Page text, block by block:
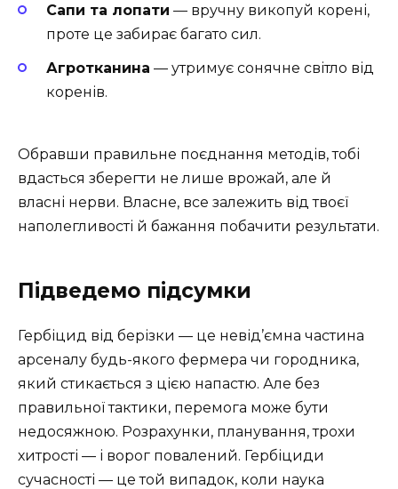
Сапи та лопати — вручну викопуй корені,
проте це забирає багато сил.
Агротканина — утримує сонячне світло від
коренів.
Обравши правильне поєднання методів, тобі
вдасться зберегти не лише врожай, але й
власні нерви. Власне, все залежить від твоєї
наполегливості й бажання побачити результати.
Підведемо підсумки
Гербіцид від берізки — це невід’ємна частина
арсеналу будь-якого фермера чи городника,
який стикається з цією напастю. Але без
правильної тактики, перемога може бути
недосяжною. Розрахунки, планування, трохи
хитрості — і ворог повалений. Гербіциди
сучасності — це той випадок, коли наука